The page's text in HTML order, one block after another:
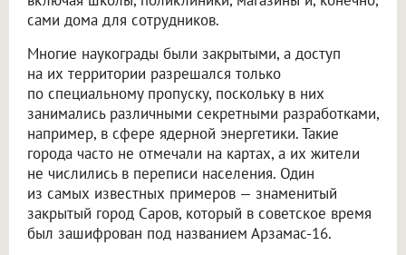
сами дома для сотрудников.
Многие наукограды были закрытыми, а доступ
на их территории разрешался только
по специальному пропуску, поскольку в них
занимались различными секретными разработками,
например, в сфере ядерной энергетики. Такие
города часто не отмечали на картах, а их жители
не числились в переписи населения. Один
из самых известных примеров — знаменитый
закрытый город Саров, который в советское время
был зашифрован под названием Арзамас-16.